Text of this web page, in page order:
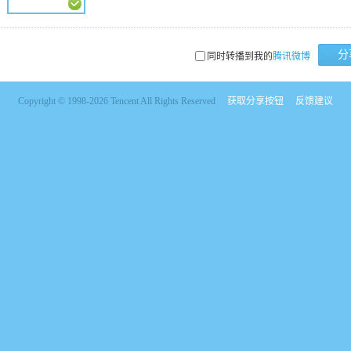
同时转播到我的腾讯微博 分
Copyright © 1998-2026 Tencent All Rights Reserved 获取分享按钮 反馈建议